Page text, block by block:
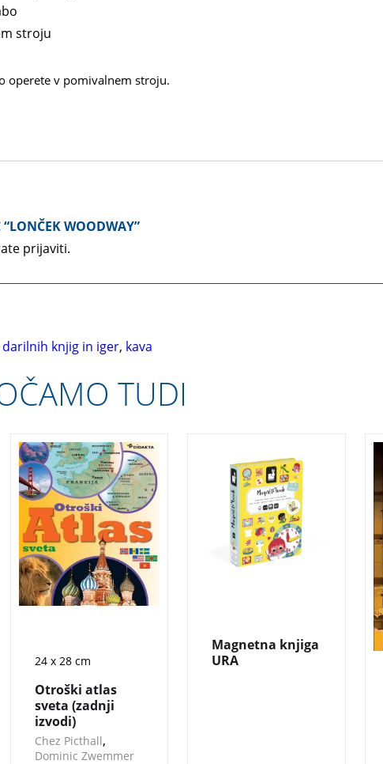
stroju
operete v pomivalnem stroju.
“LONČEK WOODWAY”
prijaviti.
darilnih knjig in iger, kava
TUDI
S sijajnimi
fotografijami ljudi,
naselij, pokrajin,
živali in rastlin
Otroški atlas sveta
omogoča vznemirljiv
vpogled v sodobni
svet.Otroški atlas
24 x 28 cm
Otroški atlas
sveta (zadnji
izvodi)
Chez Picthall,
Dominic Zwemmer
Magnetna knjiga
URA (Janod)
omogoča otroku, da
je kreativen.
Komplet vsebuje 75
magnetov in 8 kartic
Magnetna knjiga
URA